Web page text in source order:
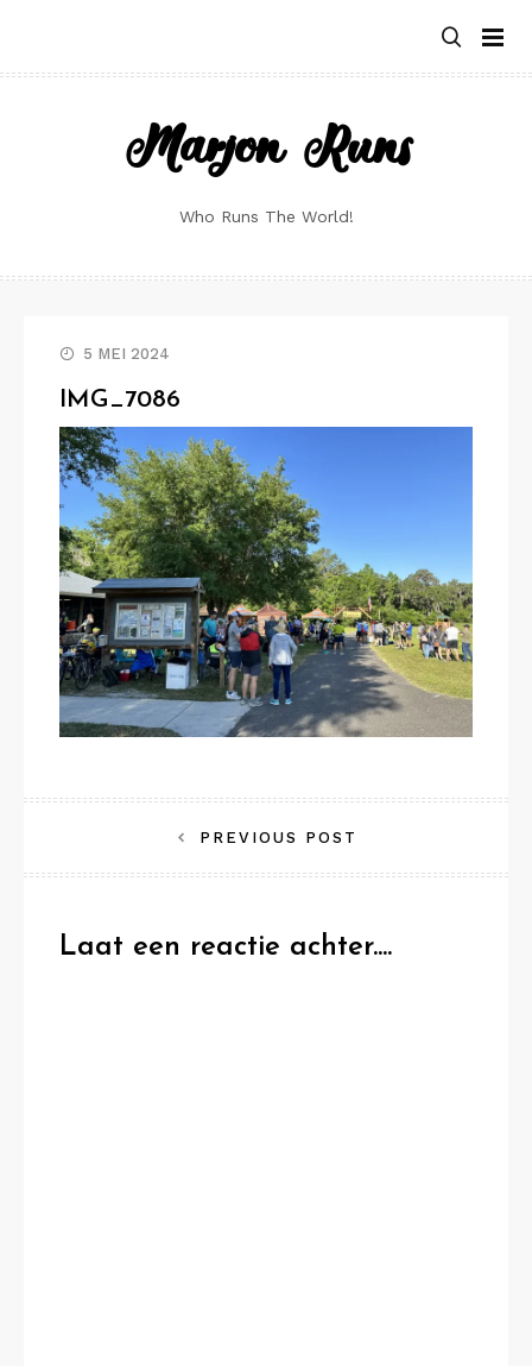
content
Marjon Runs
Who Runs The World!
5 MEI 2024
IMG_7086
navigatie
PREVIOUS POST
Laat een reactie achter....